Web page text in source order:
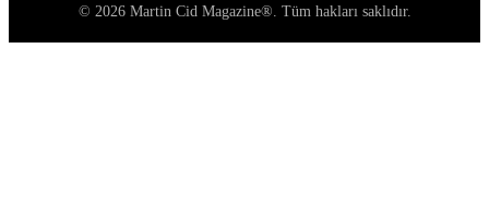
© 2026 Martin Cid Magazine®. Tüm hakları saklıdır.